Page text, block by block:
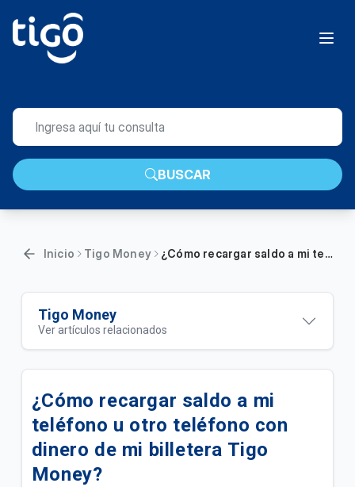
BUSCAR
Inicio Tigo Money ¿Cómo recargar saldo a mi teléfono u otro teléfono con dinero de mi billetera Tigo Money?
Tigo Money
Ver artículos relacionados
Todo sobre Tigo Money
¿Cómo puedo confirmar mis transacciones en Mi
Tigo Money?
¿Cómo puedo realizar los pagos de empresas de
colecturía desde mi Tigo Money?
¿Cómo recargar saldo a mi
teléfono u otro teléfono con
dinero de mi billetera Tigo
Money?